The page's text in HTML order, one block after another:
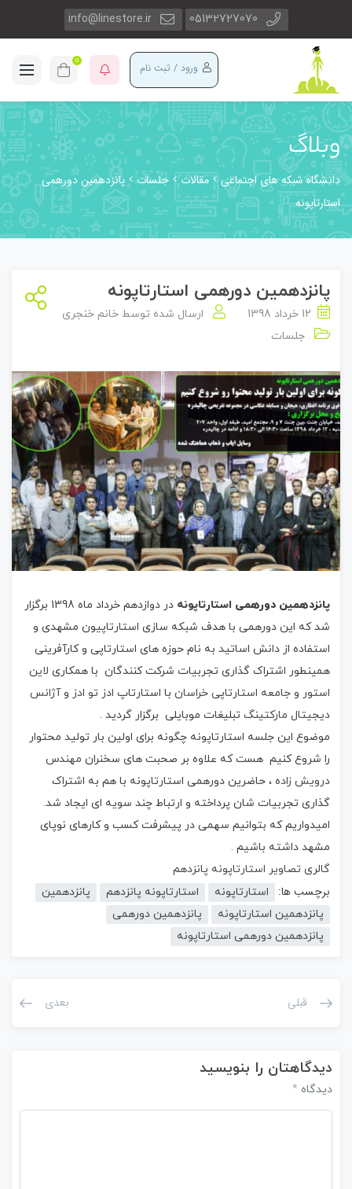
05132727070
info@linestore.ir
ورود / ثبت نام 0
وبلاگ
دانشگاه شبکه های اجتماعی مقالات جلسات
پانزدهمین دورهمی
استارتاپونه
پانزدهمین دورهمی استارتاپونه
12 خرداد 1398 ارسال شده توسط خانم خنجری
جلسات
پانزدهمین دورهمی استارتاپونه
در دوازدهم خرداد ماه 1398 برگزار
شد که این دورهمی با هدف شبکه سازی استارتاپیون مشهدی و
استفاده از دانش اساتید به نام حوزه های استارتاپی و کارآفرینی
همینطور اشتراک گذاری تجربیات شرکت کنندگان با همکاریلاین
استور و جامعه استارتاپی خراسانبا استارتاپ ادز تو ادز وآژانس
دیجیتال مارکتینگتبلیغات موبایلی برگزار گردید .
موضوع این جلسه استارتاپونه چگونه برای اولین بار تولید محتوار
را شروع کنیم هست که علاوه بر صحبت های سخنرانمهندس
درویش زاده، حاضرین دورهمی استارتاپونه با هم به اشتراک
گذاری تجربیات شان پرداخته و ارتباط چند سویه ای ایجاد شد.
امیدواریم که بتوانیم سهمی در پیشرفت کسب و کارهای نوپای
مشهد داشته باشیم .
گالری تصاویر استارتاپونه پانزدهم
برچسب ها: استارتاپونه استارتاپونه پانزدهم
پانزدهمین
پانزدهمین استارتاپونه
پانزدهمین دورهمی
پانزدهمین دورهمی استارتاپونه
قبلی بعدی
دیدگاهتان را بنویسید
دیدگاه *